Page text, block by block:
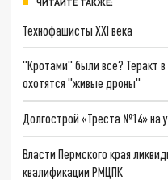
Технофашисты XXI века
"Кротами" были все? Теракт
охотятся "живые дроны"
Долгострой «Треста №14» на
Власти Пермского края
квалификации РМЦПК